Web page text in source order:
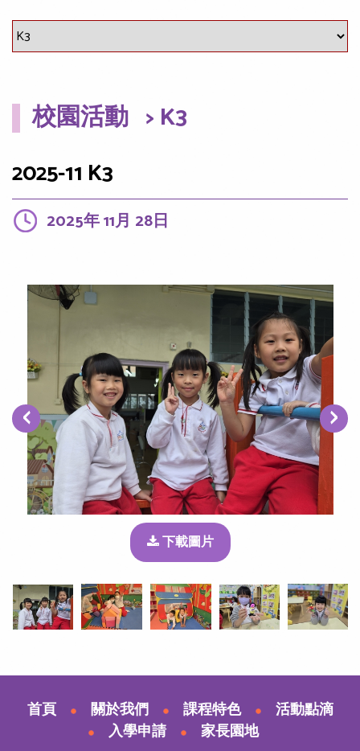
校園活動 > K3
2025-11 K3
2025年 11月 28日
下載圖片
‹ ›
首頁 關於我們 課程特色
活動點滴
入學申請
家長園地